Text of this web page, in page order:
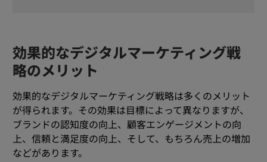
いることを確認してください。
テムを選んでください。そうすれば、データを
ひとつのシステムから別のシステムに転送する
必要がなく、在庫数が不正確になるリスクを回
避できます。
効果的なデジタルマーケティング戦
略のメリット
効果的なデジタルマーケティング戦略は多くのメリット
が得られます。その効果は目標によって異なりますが、
ブランドの認知度の向上、顧客エンゲージメントの向
上、信頼と満足度の向上、そして、もちろん売上の増加
などがあります。